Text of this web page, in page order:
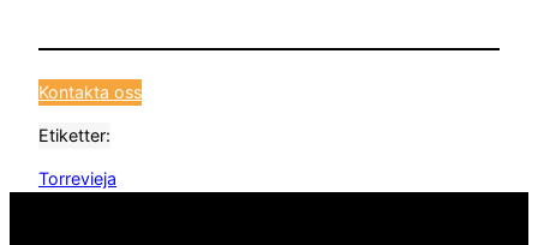
Kontakta oss
Etiketter:
Torrevieja